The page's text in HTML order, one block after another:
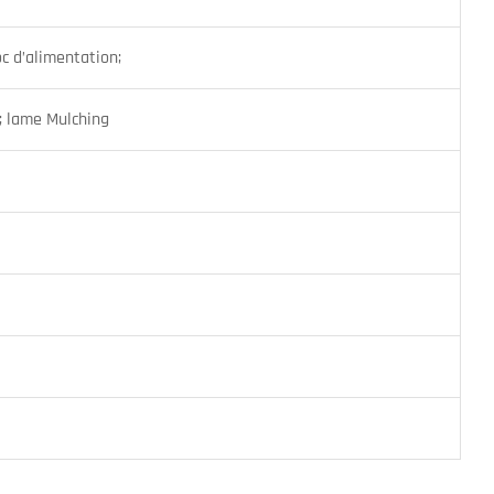
d’alimentation;
lame Mulching